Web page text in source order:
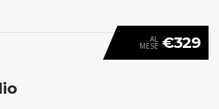
AL
MESE €329